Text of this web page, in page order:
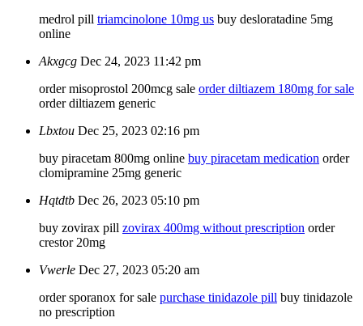
medrol pill triamcinolone 10mg us buy desloratadine 5mg
online
Akxgcg Dec 24, 2023 11:42 pm
order misoprostol 200mcg sale order diltiazem 180mg for sale
order diltiazem generic
Lbxtou Dec 25, 2023 02:16 pm
buy piracetam 800mg online buy piracetam medication order
clomipramine 25mg generic
Hqtdtb Dec 26, 2023 05:10 pm
buy zovirax pill zovirax 400mg without prescription order
crestor 20mg
Vwerle Dec 27, 2023 05:20 am
order sporanox for sale purchase tinidazole pill buy tinidazole
no prescription